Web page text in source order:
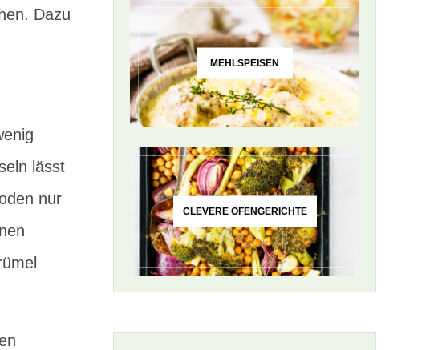
Dazu
lässt
nur
MEHLSPEISEN
CLEVERE OFENGERICHTE